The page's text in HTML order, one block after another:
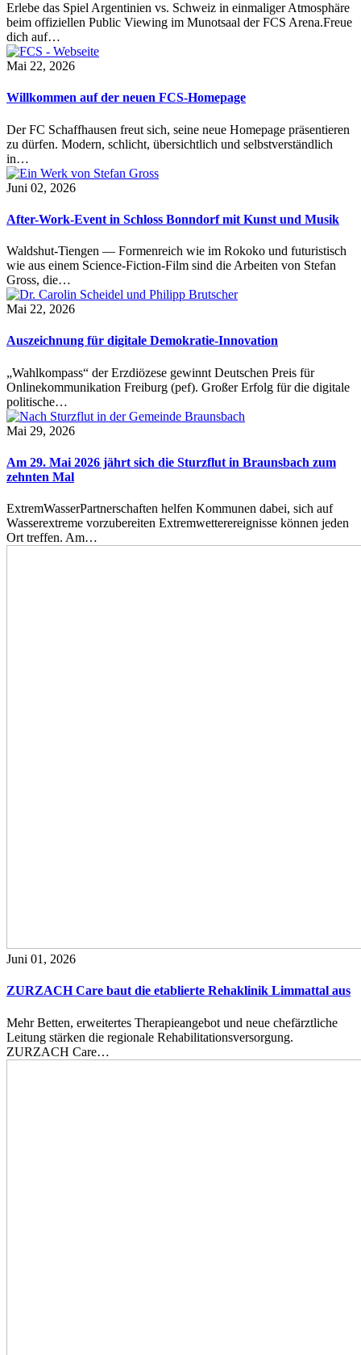
Erlebe das Spiel Argentinien vs. Schweiz in einmaliger Atmosphäre
beim offiziellen Public Viewing im Munotsaal der FCS Arena.Freue
dich auf…
Mai 22, 2026
Willkommen auf der neuen FCS-Homepage
Der FC Schaffhausen freut sich, seine neue Homepage präsentieren
zu dürfen. Modern, schlicht, übersichtlich und selbstverständlich
in…
Juni 02, 2026
After-Work-Event in Schloss Bonndorf mit Kunst und Musik
Waldshut-Tiengen — Formenreich wie im Rokoko und futuristisch
wie aus einem Science-Fiction-Film sind die Arbeiten von Stefan
Gross, die…
Mai 22, 2026
Auszeichnung für digitale Demokratie-Innovation
„Wahlkompass“ der Erzdiözese gewinnt Deutschen Preis für
Onlinekommunikation Freiburg (pef). Großer Erfolg für die digitale
politische…
Mai 29, 2026
Am 29. Mai 2026 jährt sich die Sturzflut in Braunsbach zum
zehnten Mal
ExtremWasserPartnerschaften helfen Kommunen dabei, sich auf
Wasserextreme vorzubereiten Extremwetterereignisse können jeden
Ort treffen. Am…
Juni 01, 2026
ZURZACH Care baut die etablierte Rehaklinik Limmattal aus
Mehr Betten, erweitertes Therapieangebot und neue chefärztliche
Leitung stärken die regionale Rehabilitationsversorgung.
ZURZACH Care…